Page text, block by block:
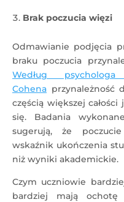
Brak poczucia więzi
Odmawianie podjęcia
braku poczucia
Według psychologa
Cohena przynależność
częścią większej
się. Badania
sugerują, że
wskaźnik ukończenia
niż wyniki akademickie.
Czym uczniowie
bardziej mają ochotę